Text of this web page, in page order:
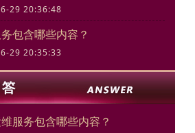
29 20:36:48
包含哪些内容？
29 20:35:33
服务包含哪些内容？